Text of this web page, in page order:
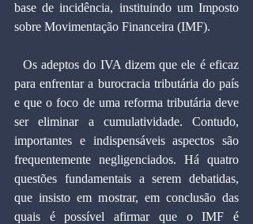
base de incidência, instituindo um Imposto
sobre Movimentação Financeira (IMF).
para enfrentar a burocracia tributária do país
e que o foco de uma reforma tributária deve
ser eliminar a cumulatividade. Contudo,
importantes e indispensáveis aspectos são
frequentemente negligenciados. Há quatro
questões fundamentais a serem debatidas,
que insisto em mostrar, em conclusão das
quais é possível afirmar que o IMF é